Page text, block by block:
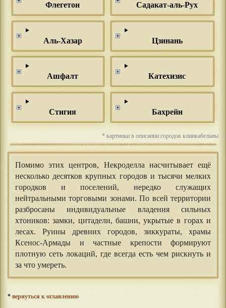
Флегетон
Аль-Хазар
Ашфалт
Стигия
Садакат-аль-Рух
Цзинань
Катехизис
Бахрейн
* картинки в описании городов клинкабельны
Помимо этих центров, Некроделла насчитывает ещё
несколько десятков крупных городов и тысячи мелких
городков и поселений, нередко служащих
нейтральными торговыми зонами. По всей территории
разбросаны индивидуальные владения сильных
хтоников: замки, цитадели, башни, укрытые в горах и
лесах. Руины древних городов, зиккураты, храмы
Ксенос-Армады и частные крепости формируют
плотную сеть локаций, где всегда есть чем рискнуть и
за что умереть.
* вернуться к оглавлению